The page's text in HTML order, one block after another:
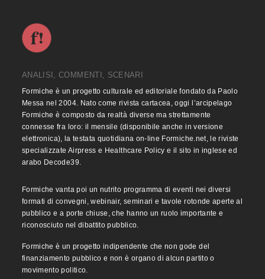
ANALISI, COMMENTI, SCENARI
Formiche è un progetto culturale ed editoriale fondato da Paolo
Messa nel 2004. Nato come rivista cartacea, oggi l’arcipelago
Formiche è composto da realtà diverse ma strettamente
connesse fra loro: il mensile (disponibile anche in versione
elettronica), la testata quotidiana on-line Formiche.net, le riviste
specializzate Airpress e Healthcare Policy e il sito in inglese ed
arabo Decode39.
Formiche vanta poi un nutrito programma di eventi nei diversi
formati di convegni, webinair, seminari e tavole rotonde aperte al
pubblico e a porte chiuse, che hanno un ruolo importante e
riconosciuto nel dibattito pubblico.
Formiche è un progetto indipendente che non gode del
finanziamento pubblico e non è organo di alcun partito o
movimento politico.